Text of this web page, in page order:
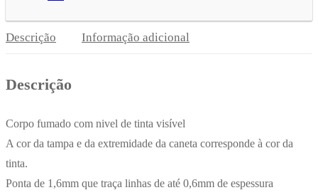
Large
BIC
Descrição Informação adicional
Descrição
Corpo fumado com nivel de tinta visível
A cor da tampa e da extremidade da caneta corresponde à cor da
tinta.
Ponta de 1,6mm que traça linhas de até 0,6mm de espessura